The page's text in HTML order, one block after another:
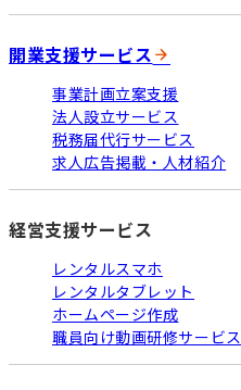
開業支援サービス
事業計画立案支援
法人設立サービス
税務届代行サービス
求人広告掲載・人材紹介
経営支援サービス
レンタルスマホ
レンタルタブレット
ホームページ作成
職員向け動画研修サービス